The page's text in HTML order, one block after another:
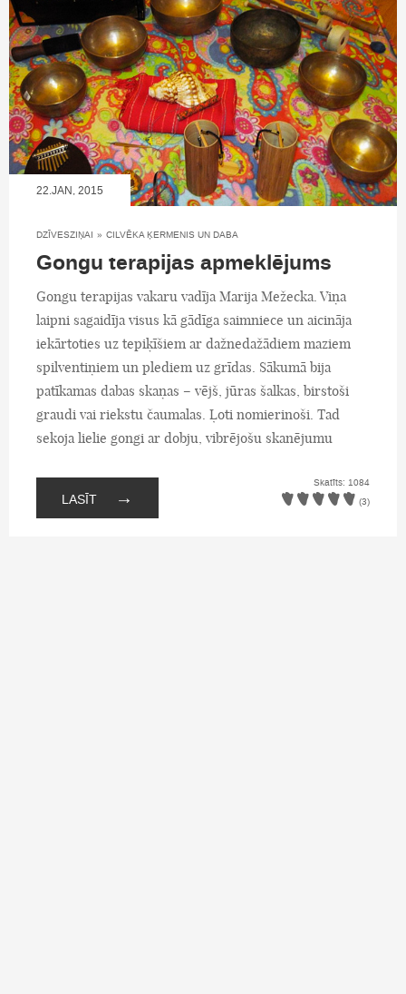
22.JAN, 2015
DZĪVESZIŅAI » CILVĒKA ĶERMENIS UN DABA
Gongu terapijas apmeklējums
Gongu terapijas vakaru vadīja Marija Mežecka. Viņa
laipni sagaidīja visus kā gādīga saimniece un aicināja
iekārtoties uz tepiķīšiem ar dažnedažādiem maziem
spilventiņiem un plediem uz grīdas. Sākumā bija
patīkamas dabas skaņas – vējš, jūras šalkas, birstoši
graudi vai riekstu čaumalas. Ļoti nomierinoši. Tad
sekoja lielie gongi ar dobju, vibrējošu skanējumu
LASĪT →
Skatīts: 1084
(3)